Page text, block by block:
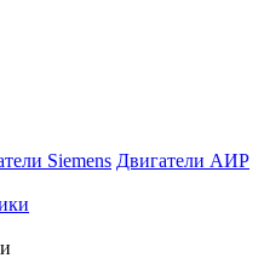
Siemens Двигатели АИР